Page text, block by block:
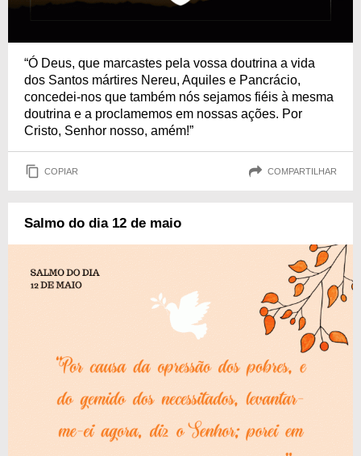
“Ó Deus, que marcastes pela vossa doutrina a vida
dos Santos mártires Nereu, Aquiles e Pancrácio,
concedei-nos que também nós sejamos fiéis à mesma
doutrina e a proclamemos em nossas ações. Por
Cristo, Senhor nosso, amém!”
COPIAR COMPARTILHAR
Salmo do dia 12 de maio